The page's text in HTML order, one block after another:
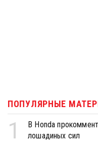
ПОПУЛЯРНЫЕ
1
В Honda
лошадиных сил